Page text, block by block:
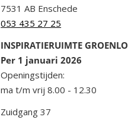
7531 AB Enschede
053 435 27 25
INSPIRATIERUIMTE GROENLO
Per 1 januari 2026
Openingstijden:
ma t/m vrij 8.00 - 12.30
Zuidgang 37